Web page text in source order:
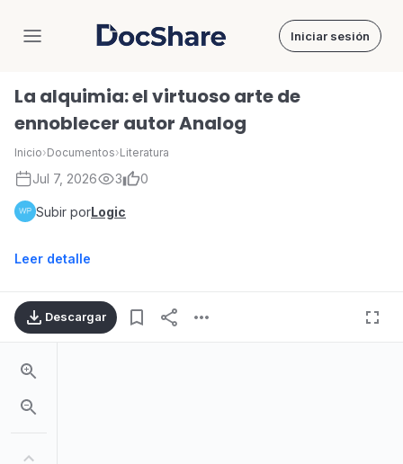
DocShare Iniciar sesión
La alquimia: el virtuoso arte de
ennoblecer autor Analog
Inicio›Documentos›Literatura
Jul 7, 2026 3 0
Subir porLogic
Leer detalle
Descargar